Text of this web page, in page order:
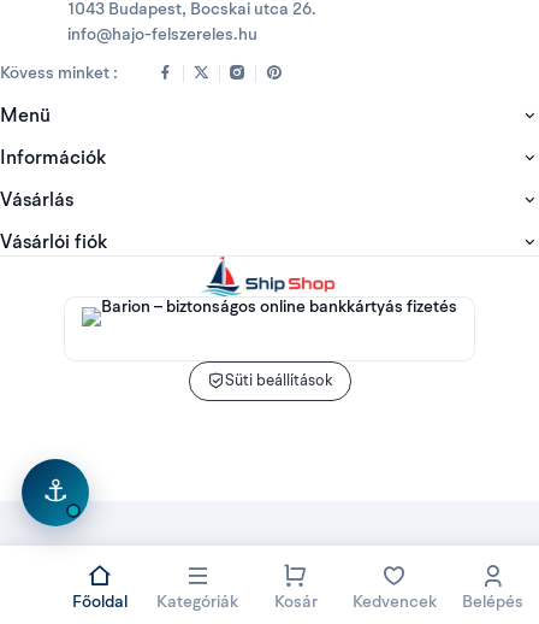
Főoldal Kategóriák Kosár Kedvencek Belépés
1043 Budapest, Bocskai utca 26.
info@hajo-felszereles.hu
Kövess minket :
Menü
Információk
Vásárlás
Vásárlói fiók
Süti beállítások
⚓